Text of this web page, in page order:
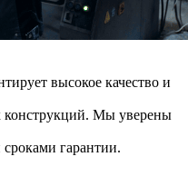
высокое качество и
Мы уверены
гарантии.